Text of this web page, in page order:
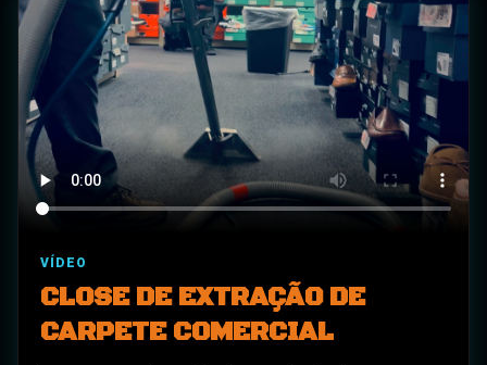
VÍDEO
CLOSE DE EXTRAÇÃO DE
CARPETE COMERCIAL